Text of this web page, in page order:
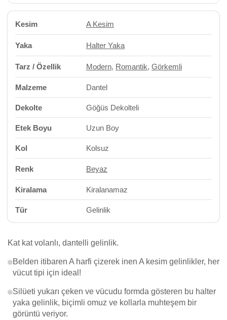
Kesim A Kesim
Yaka Halter Yaka
Tarz / Özellik Modern, Romantik, Görkemli
Malzeme Dantel
Dekolte Göğüs Dekolteli
Etek Boyu Uzun Boy
Kol Kolsuz
Renk Beyaz
Kiralama Kiralanamaz
Tür Gelinlik
Kat kat volanlı, dantelli gelinlik.
Belden itibaren A harfi çizerek inen A kesim gelinlikler, her
vücut tipi için ideal!
Silüeti yukarı çeken ve vücudu formda gösteren bu halter
yaka gelinlik, biçimli omuz ve kollarla muhteşem bir
görüntü veriyor.